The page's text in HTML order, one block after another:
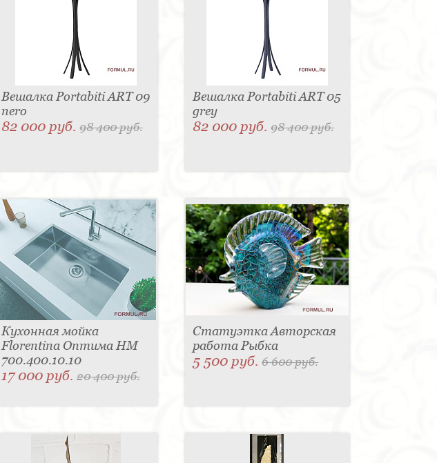
Вешалка Portabiti ART 09
nero
82 000 руб. 98 400 руб.
Вешалка Portabiti ART 05
grey
82 000 руб.98 400 руб.
Кухонная мойка
Florentina Оптима HM
700.400.10.10
17 000 руб. 20 400 руб.
Статуэтка Авторская
работа Рыбка
5 500 руб.6 600 руб.